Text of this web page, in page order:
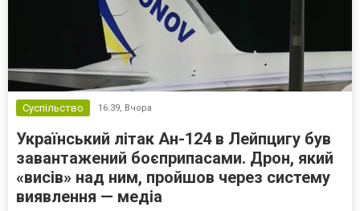
Суспільство 16:39, Вчора
Український літак Ан-124 в Лейпцигу був
завантажений боєприпасами. Дрон, який
«висів» над ним, пройшов через систему
виявлення — медіа